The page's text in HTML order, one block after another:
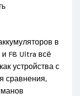
в
и F8 Ultra всё
устройства с
сравнения,